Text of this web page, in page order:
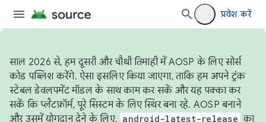
प्रवेश करें
साल 2026 से, हम दूसरी और चौथी तिमाही में AOSP के लिए सोर्स
कोड पब्लिश करेंगे. ऐसा इसलिए किया जाएगा, ताकि हम अपने ट्रंक
स्टेबल डेवलपमेंट मॉडल के साथ काम कर सकें और यह पक्का कर
सकें कि प्लैटफ़ॉर्म, पूरे सिस्टम के लिए स्थिर बना रहे. AOSP बनाने
और उसमें योगदान देने के लिए, android-latest-release का